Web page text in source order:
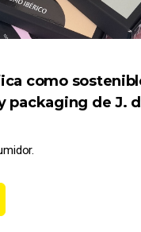
como
packaging de J.